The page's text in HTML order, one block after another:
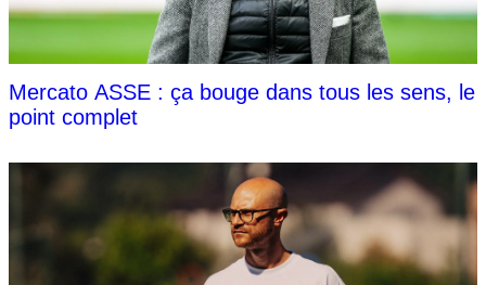
Mercato ASSE : ça bouge dans tous les sens, le
point complet